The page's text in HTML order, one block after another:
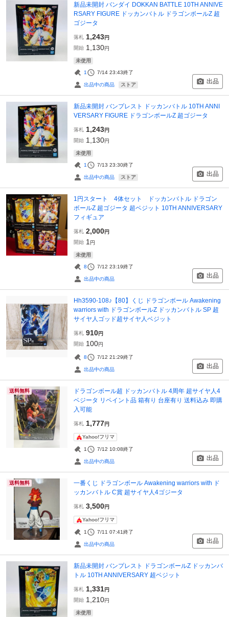
新品未開封 バンダイ DOKKAN BATTLE 10TH ANNIVE
RSARY FIGURE ドッカンバトル ドラゴンボールZ 超
ゴジータ
落札 1,243円
開始 1,130円
未使用
1 7/14 23:43終了
出品中の商品 ストア 出品
新品未開封 バンプレスト ドッカンバトル 10TH ANNI
VERSARY FIGURE ドラゴンボールZ 超ゴジータ
落札 1,243円
開始 1,130円
未使用
1 7/13 23:30終了
出品中の商品 ストア 出品
1円スタート 4体セット ドッカンバトル ドラゴン
ボールZ 超ゴジータ 超ベジット 10TH ANNIVERSARY
フィギュア
落札 2,000円
開始 1 円
未使用
8 7/12 23:19終了
出品中の商品 出品
Hh3590-108♪【80】くじ ドラゴンボール Awakening
warriors with ドラゴンボールZ ドッカンバトル SP 超
サイヤ人ゴッド超サイヤ人ベジット
落札 910円
開始 100円
8 7/12 21:29終了
出品中の商品 出品
送料無料
ドラゴンボール超 ドッカンバトル 4周年 超サイヤ人4
ベジータ リペイント品 箱有り 台座有り 送料込み 即購
入可能
落札 1,777円
Yahoo!フリマ
1 7/12 10:08終了
出品中の商品 出品
送料無料
一番くじ ドラゴンボール Awakening warriors with ド
ッカンバトル C賞 超サイヤ人4ゴジータ
落札 3,500円
Yahoo!フリマ
1 7/11 07:41終了
出品中の商品 出品
新品未開封 バンプレスト ドラゴンボールZ ドッカンバ
トル 10TH ANNIVERSARY 超ベジット
落札 1,331円
開始 1,210円
未使用